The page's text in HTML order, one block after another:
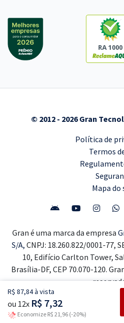
R$ 87,84 à vista
ou 12x R$ 7,32
Economize R$ 21,96 (-20%)
RA 1000
© 2012 - 2026 Gran
Política de
Termos
Mapa do
Gran é uma marca da empresa
S/A, CNPJ: 18.260.822/0001-77,
10, Edifício Carlton Tower,
Brasília-DF, CEP 70.070-120.